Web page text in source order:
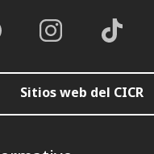
Sitios web del CICR